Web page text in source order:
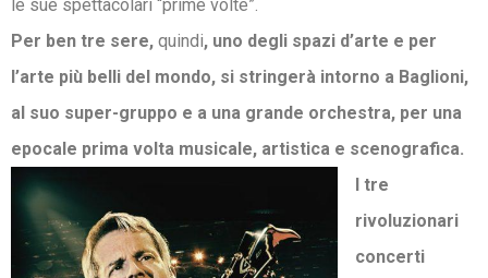
le sue spettacolari “prime volte”.
Per ben tre sere, quindi, uno degli spazi d’arte e per
l’arte più belli del mondo, si stringerà intorno a Baglioni,
al suo super-gruppo e a una grande orchestra, per una
epocale prima volta musicale, artistica e scenografica.
I tre
rivoluzionari
concerti